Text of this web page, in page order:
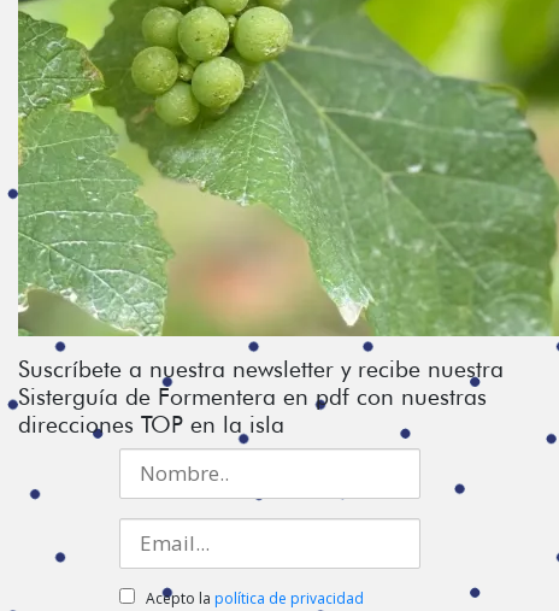
Suscríbete a nuestra newsletter y recibe nuestra
Sisterguía de Formentera en pdf con nuestras
direcciones TOP en la isla
Acepto la política de privacidad